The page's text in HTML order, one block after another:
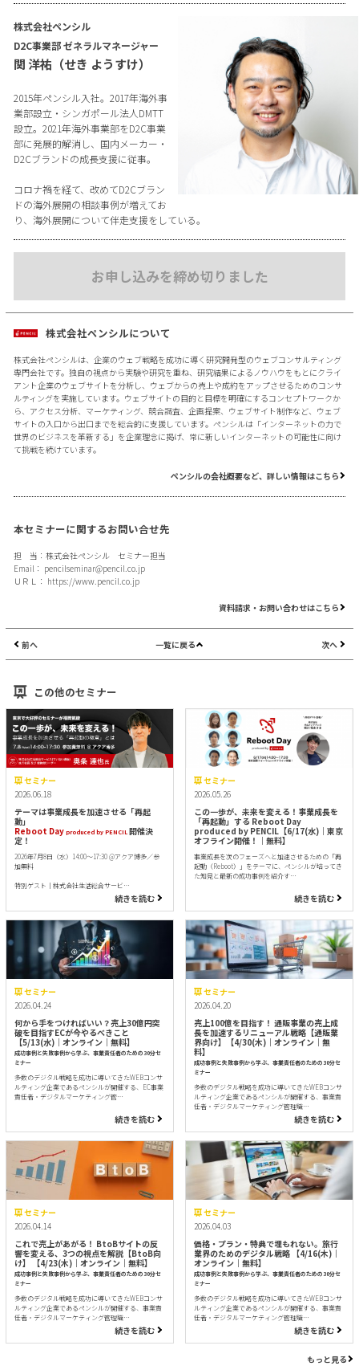
株式会社ペンシル
D2C事業部 ゼネラルマネージャー
関 洋祐（せき ようすけ）
2015年ペンシル入社。2017年海外事
業部設立・シンガポール法人DMTT
設立。2021年海外事業部をD2C事業
部に発展的解消し、国内メーカー・
D2Cブランドの成長支援に従事。
コロナ禍を経て、改めてD2Cブラン
ドの海外展開の相談事例が増えてお
り、海外展開について伴走支援をしている。
お申し込みを締め切りました
株式会社ペンシルについて
株式会社ペンシルは、企業のウェブ戦略を成功に導く研究開発型のウェブコンサルティング
専門会社です。独自の視点から実験や研究を重ね、研究結果によるノウハウをもとにクライ
アント企業のウェブサイトを分析し、ウェブからの売上や成約をアップさせるためのコンサ
ルティングを実施しています。ウェブサイトの目的と目標を明確にするコンセプトワークか
ら、アクセス分析、マーケティング、競合調査、企画提案、ウェブサイト制作など、ウェブ
サイトの入口から出口までを総合的に支援しています。ペンシルは「インターネットの力で
世界のビジネスを革新する」を企業理念に掲げ、常に新しいインターネットの可能性に向け
て挑戦を続けています。
ペンシルの会社概要など、詳しい情報はこちら
本セミナーに関するお問い合せ先
担 当：株式会社ペンシル セミナー担当
Email： pencilseminar@pencil.co.jp
ＵＲＬ： https://www.pencil.co.jp
資料請求・お問い合わせはこちら
前へ 一覧に戻る 次へ
この他のセミナー
セミナー
2026.06.18
テーマは事業成長を加速させる「再起
動」
Reboot Dayproduced by PENCIL 開催決
定！
2026年7月8日（水）14:00～17:30 @アクア博多／参
加無料
特別ゲスト｜株式会社生活総合サービ…
続きを読む
セミナー
2026.05.26
この一歩が、未来を変える！事業成長を
「再起動」する Reboot Day
produced by PENCIL【6/17(水)｜東京
オフライン開催！｜無料】
事業成長を次のフェーズへと加速させるための「再
起動（Reboot）」をテーマに、ペンシルが培ってき
た知見と最新の成功事例を紹介す…
続きを読む
セミナー
2026.04.24
何から手をつければいい？売上30億円突
破を目指すECが今やるべきこと
【5/13(水)｜オンライン｜無料】
成功事例と失敗事例から学ぶ、事業責任者のための30分セ
ミナー
多数のデジタル戦略を成功に導いてきたWEBコンサ
ルティング企業であるペンシルが開催する、EC事業
責任者・デジタルマーケティング管…
続きを読む
セミナー
2026.04.20
売上100億を目指す！ 通販事業の売上成
長を加速するリニューアル戦略【通販業
界向け】【4/30(木)｜オンライン｜無
料】
成功事例と失敗事例から学ぶ、事業責任者のための30分セ
ミナー
多数のデジタル戦略を成功に導いてきたWEBコンサ
ルティング企業であるペンシルが開催する、事業責
任者・デジタルマーケティング管理職…
続きを読む
セミナー
2026.04.14
これで売上があがる！ BtoBサイトの反
響を変える、3つの視点を解説【BtoB向
け】 【4/23(木)｜オンライン｜無料】
成功事例と失敗事例から学ぶ、事業責任者のための30分セ
ミナー
多数のデジタル戦略を成功に導いてきたWEBコンサ
ルティング企業であるペンシルが開催する、事業責
任者・デジタルマーケティング管理職…
続きを読む
セミナー
2026.04.03
価格・プラン・特典で埋もれない。旅行
業界のためのデジタル戦略 【4/16(木)｜
オンライン｜無料】
成功事例と失敗事例から学ぶ、事業責任者のための30分セ
ミナー
多数のデジタル戦略を成功に導いてきたWEBコンサ
ルティング企業であるペンシルが開催する、事業責
任者・デジタルマーケティング管理職…
続きを読む
もっと見る